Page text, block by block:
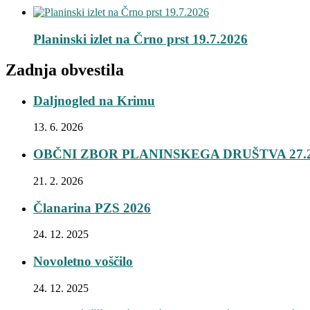
Planinski izlet na Črno prst 19.7.2026
Zadnja obvestila
Daljnogled na Krimu
13. 6. 2026
OBČNI ZBOR PLANINSKEGA DRUŠTVA
21. 2. 2026
Članarina PZS 2026
24. 12. 2025
Novoletno voščilo
24. 12. 2025